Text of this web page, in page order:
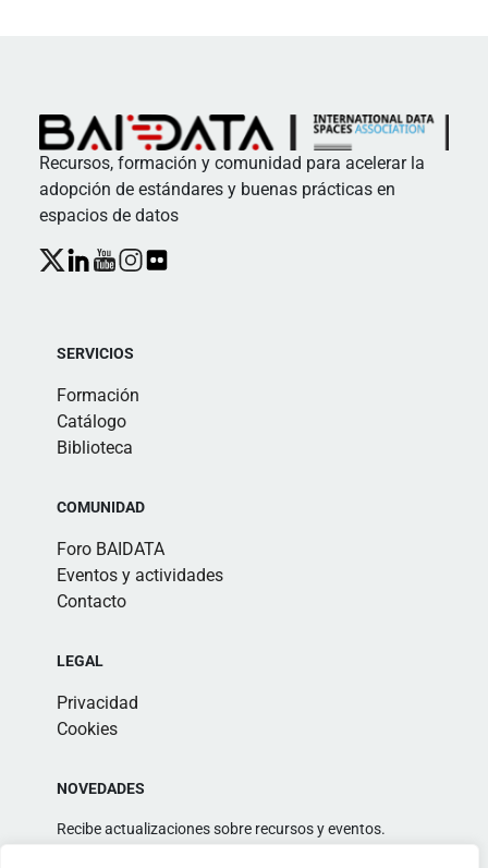
Recursos, formación y comunidad para acelerar la
adopción de estándares y buenas prácticas en
espacios de datos
SERVICIOS
Formación
Catálogo
Biblioteca
COMUNIDAD
Foro BAIDATA
Eventos y actividades
Contacto
LEGAL
Privacidad
Cookies
NOVEDADES
Recibe actualizaciones sobre recursos y eventos.